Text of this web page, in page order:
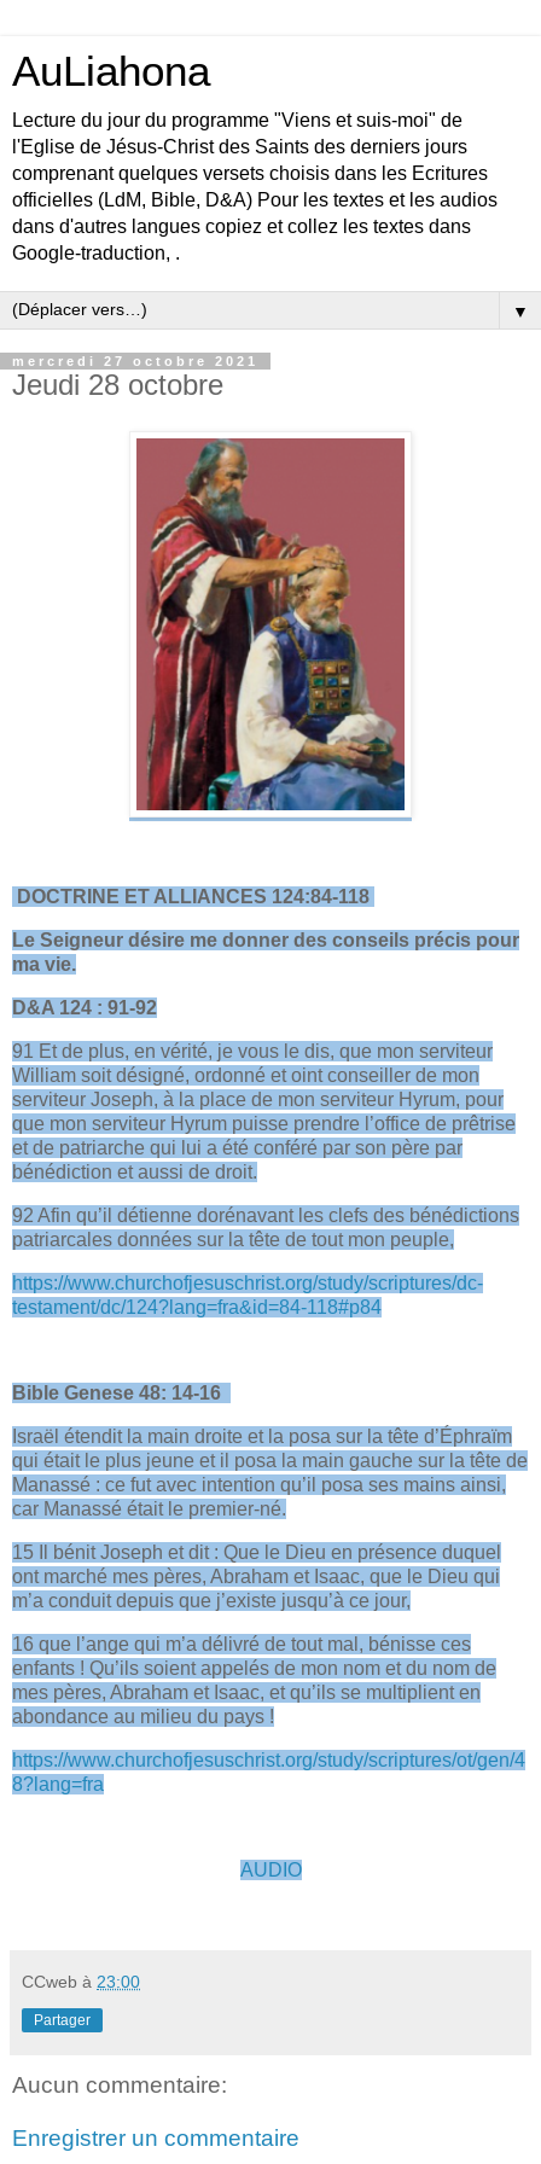
AuLiahona
Lecture du jour du programme "Viens et suis-moi" de
l'Eglise de Jésus-Christ des Saints des derniers jours
comprenant quelques versets choisis dans les Ecritures
officielles (LdM, Bible, D&A) Pour les textes et les audios
dans d'autres langues copiez et collez les textes dans
Google-traduction, .
▼
mercredi 27 octobre 2021
Jeudi 28 octobre
DOCTRINE ET ALLIANCES 124:84-118
Le Seigneur désire me donner des conseils précis pour
ma vie.
D&A 124 : 91-92
91 Et de plus, en vérité, je vous le dis, que mon serviteur
William soit désigné, ordonné et oint conseiller de mon
serviteur Joseph, à la place de mon serviteur Hyrum, pour
que mon serviteur Hyrum puisse prendre l’office de prêtrise
et de patriarche qui lui a été conféré par son père par
bénédiction et aussi de droit.
92 Afin qu’il détienne dorénavant les clefs des bénédictions
patriarcales données sur la tête de tout mon peuple,
https://www.churchofjesuschrist.org/study/scriptures/dc-
testament/dc/124?lang=fra&id=84-118#p84
Bible Genese 48: 14-16
Israël étendit la main droite et la posa sur la tête d’Éphraïm
qui était le plus jeune et il posa la main gauche sur la tête de
Manassé : ce fut avec intention qu’il posa ses mains ainsi,
car Manassé était le premier-né.
15 Il bénit Joseph et dit : Que le Dieu en présence duquel
ont marché mes pères, Abraham et Isaac, que le Dieu qui
m’a conduit depuis que j’existe jusqu’à ce jour,
16 que l’ange qui m’a délivré de tout mal, bénisse ces
enfants ! Qu’ils soient appelés de mon nom et du nom de
mes pères, Abraham et Isaac, et qu’ils se multiplient en
abondance au milieu du pays !
https://www.churchofjesuschrist.org/study/scriptures/ot/gen/4
8?lang=fra
AUDIO
CCweb à 23:00
Partager
Aucun commentaire:
Enregistrer un commentaire